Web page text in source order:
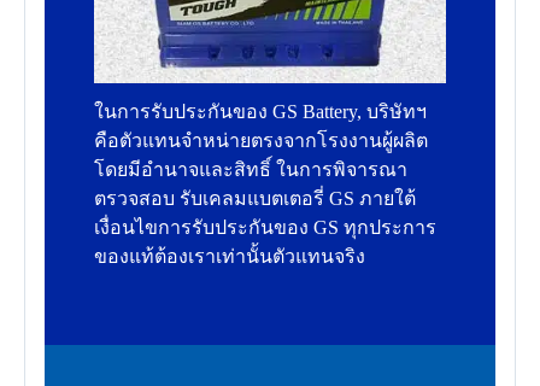
ในการรับประกันของ GS Battery, บริษัทฯ
คือตัวแทนจำหน่ายตรงจากโรงงานผู้ผลิต
โดยมีอำนาจและสิทธิ์ ในการพิจารณา
ตรวจสอบ รับเคลมแบตเตอรี่ GS ภายใต้
เงื่อนไขการรับประกันของ GS ทุกประการ
ของแท้ต้องเราเท่านั้นตัวแทนจริง